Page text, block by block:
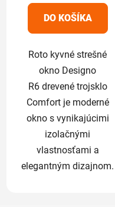
5
hviezdičiek.
DO KOŠÍKA
Roto kyvné strešné
okno Designo
R6 drevené trojsklo
Comfort je moderné
okno s vynikajúcimi
izolačnými
vlastnosťami a
elegantným dizajnom.